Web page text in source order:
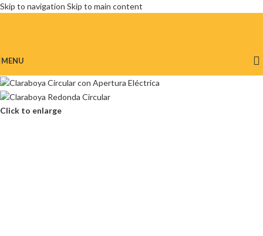
Skip to navigation Skip to main content
MENU
Click to enlarge